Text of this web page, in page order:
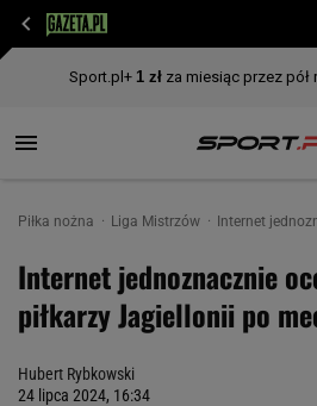
Piłka nożna Liga Mistrzów Internet
Internet jednoznacznie
piłkarzy Jagiellonii po
Hubert Rybkowski
24 lipca 2024, 16:34